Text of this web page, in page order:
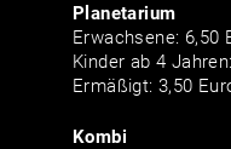
Planetarium
Erwachsene: 6,50
Kinder ab 4
Ermäßigt: 3,50
Kombi